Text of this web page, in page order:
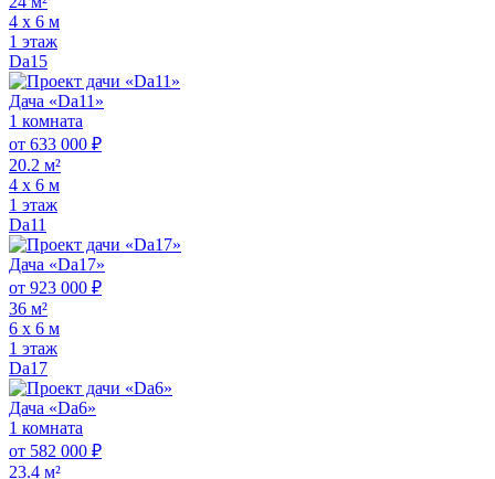
4 х 6 м
1 этаж
Da15
Дача «Da11»
1 комната
от 633 000 ₽
20.2 м²
4 х 6 м
1 этаж
Da11
Дача «Da17»
от 923 000 ₽
36 м²
6 х 6 м
1 этаж
Da17
Дача «Da6»
1 комната
от 582 000 ₽
23.4 м²